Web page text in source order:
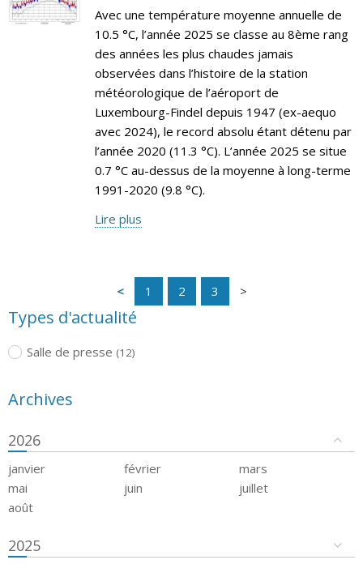
Avec une température moyenne annuelle de
10.5 °C, l’année 2025 se classe au 8ème rang
des années les plus chaudes jamais
observées dans l’histoire de la station
météorologique de l’aéroport de
Luxembourg-Findel depuis 1947 (ex-aequo
avec 2024), le record absolu étant détenu par
l’année 2020 (11.3 °C). L’année 2025 se situe
0.7 °C au-dessus de la moyenne à long-terme
1991-2020 (9.8 °C).
Lire plus
1 2 3
Types d'actualité
Salle de presse (12)
Archives
2026
janvier février
mars
mai
juin
juillet
août
2025